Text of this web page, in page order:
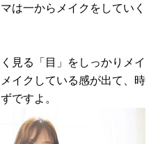
は一からメイクをしていく
見る「目」をしっかりメイ
イクしている感が出て、時
ですよ。